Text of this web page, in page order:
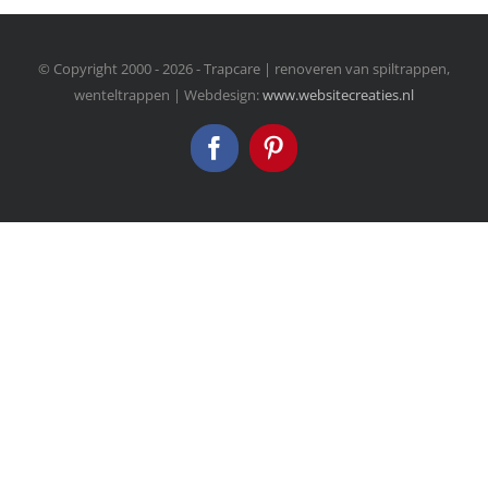
© Copyright 2000 -2026 - Trapcare | renoveren van spiltrappen,
wenteltrappen | Webdesign:www.websitecreaties.nl
FacebookPinterest